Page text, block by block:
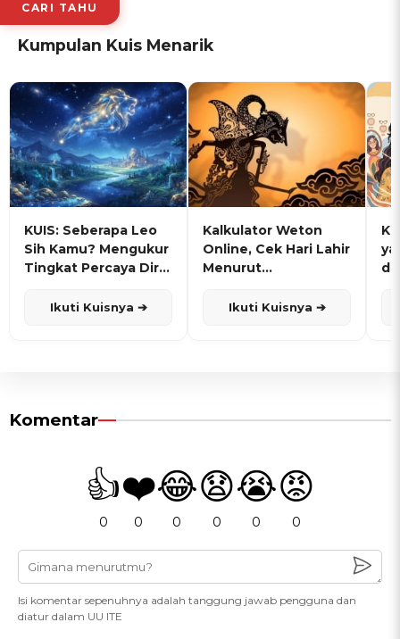
CARI TAHU
Kumpulan Kuis Menarik
KUIS: Seberapa Leo
Sih Kamu? Mengukur
Tingkat Percaya Diri
Ikuti Kuisnya ➔
Kalkulator Weton
Online, Cek Hari Lahir
Menurut
Ikuti Kuisnya ➔
Komentar
👍
0
❤️
0
😂
0
😧
0
😭
0
😡
0
Isi komentar sepenuhnya adalah tanggung jawab pengguna dan
diatur dalam UU ITE